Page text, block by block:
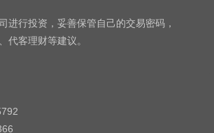
进行投资，妥善保管自己的交易密码，
代客理财等建议。